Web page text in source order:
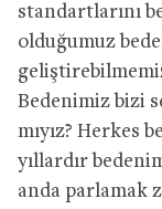
standartlarını
olduğumuz
Bedenimiz bizi
mıyız? Herkes
yıllardır
anda parlamak